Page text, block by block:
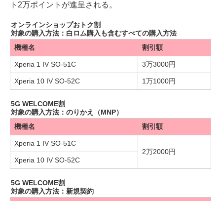
ト2万ポイントが進呈される。
オンラインショップおトク割
対象の購入方法：白ロム購入も含むすべての購入方法
機種名
割引額
Xperia 1 IV SO-51C 3万3000円
Xperia 10 IV SO-52C 1万1000円
5G WELCOME割
対象の購入方法：のりかえ（MNP）
機種名
割引額
Xperia 1 IV SO-51C
2万2000円
Xperia 10 IV SO-52C
5G WELCOME割
対象の購入方法：新規契約